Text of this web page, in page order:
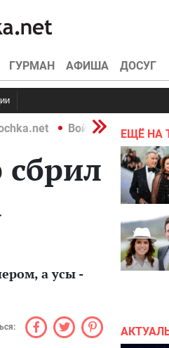
ГУРМАН АФИША ДОСУГ
Война в Украине
а усы -
ЕЩЁ НА